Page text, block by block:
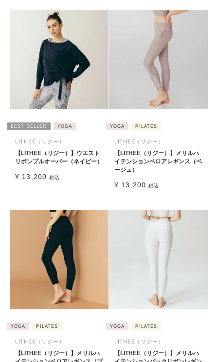
BEST SELLER YOGA
LITHEE（リジー）
【LITHEE（リジー）】ウエスト
リボンプルオーバー（ネイビー）
¥ 13,200 税込
YOGA PILATES
LITHEE（リジー）
【LITHEE（リジー）】メリルハ
イテンションベロアレギンス（ベ
ージュ）
¥ 13,200 税込
YOGA PILATES
LITHEE（リジー）
【LITHEE（リジー）】メリルハ
YOGA PILATES
LITHEE（リジー）
【LITHEE（リジー）】メリルハ